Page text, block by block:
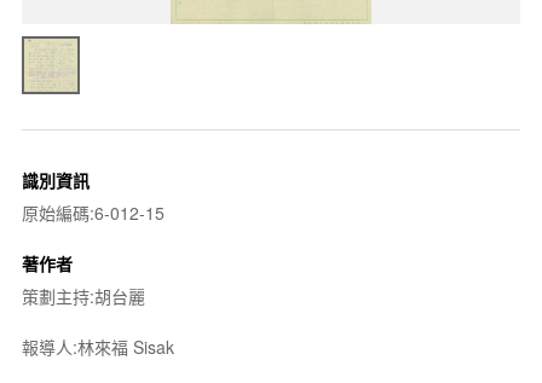
識別資訊
原始編碼:6-012-15
著作者
策劃主持:胡台麗
報導人:林來福 Sisak